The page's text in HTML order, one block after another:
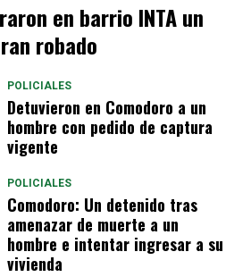
en barrio INTA un
robado
POLICIALES
Detuvieron en Comodoro a un
hombre con pedido de captura
vigente
POLICIALES
Comodoro: Un detenido tras
amenazar de muerte a un
hombre e intentar ingresar a su
vivienda